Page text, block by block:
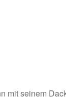
mit seinem